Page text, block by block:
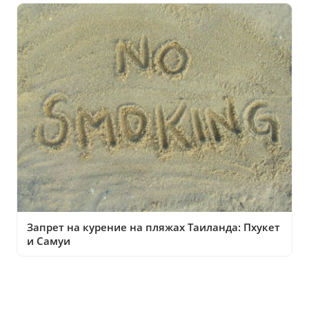
Запрет на курение на пляжах Таиланда: Пхукет
и Самуи